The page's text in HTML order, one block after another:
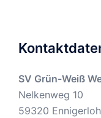
SV Grün-Weiß
Nelkenweg 10
59320